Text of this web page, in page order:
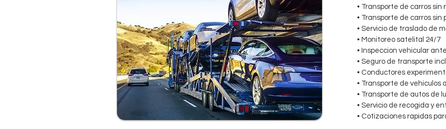
• Transporte de carros sin
• Transporte de carros sin
• Servicio de traslado de
• Monitoreo satelital 24/7
• Inspeccion vehicular
• Seguro de transporte
• Conductores
• Transporte de vehiculos
• Transporte de autos de
• Servicio de recogida y
• Cotizaciones rapidas